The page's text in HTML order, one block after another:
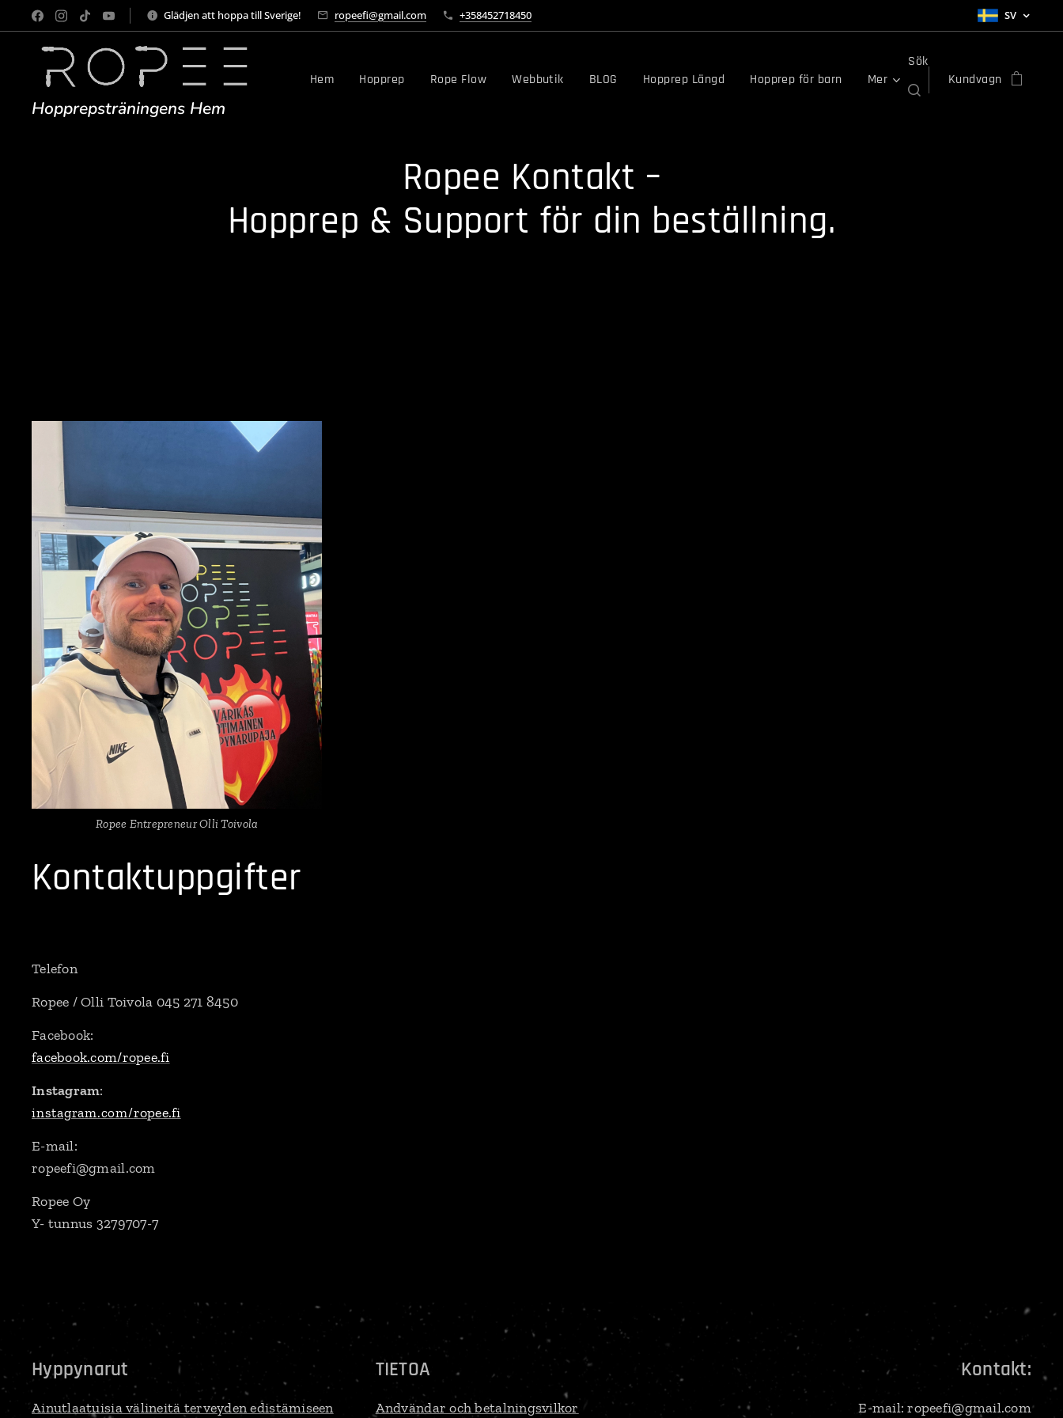
Glädjen att hoppa till Sverige! ropeefi@gmail.com +358452718450 SV
Hopprepsträningens Hem
Hem Hopprep Rope Flow Webbutik BLOG Hopprep Längd Hopprep för barn Mer
Sök
Kundvagn
Ropee Kontakt –
Hopprep & Support för din beställning.
Ropee Entrepreneur Olli Toivola
Kontaktuppgifter
Telefon
Ropee / Olli Toivola 045 271 8450
Facebook:
facebook.com/ropee.fi
Instagram:
instagram.com/ropee.fi
E-mail:
ropeefi@gmail.com
Ropee Oy
Y- tunnus 3279707-7
Hyppynarut
Ainutlaatuisia välineitä terveyden edistämiseen
TIETOA
Andvändar och betalningsvilkor
Kontakt:
E-mail: ropeefi@gmail.com